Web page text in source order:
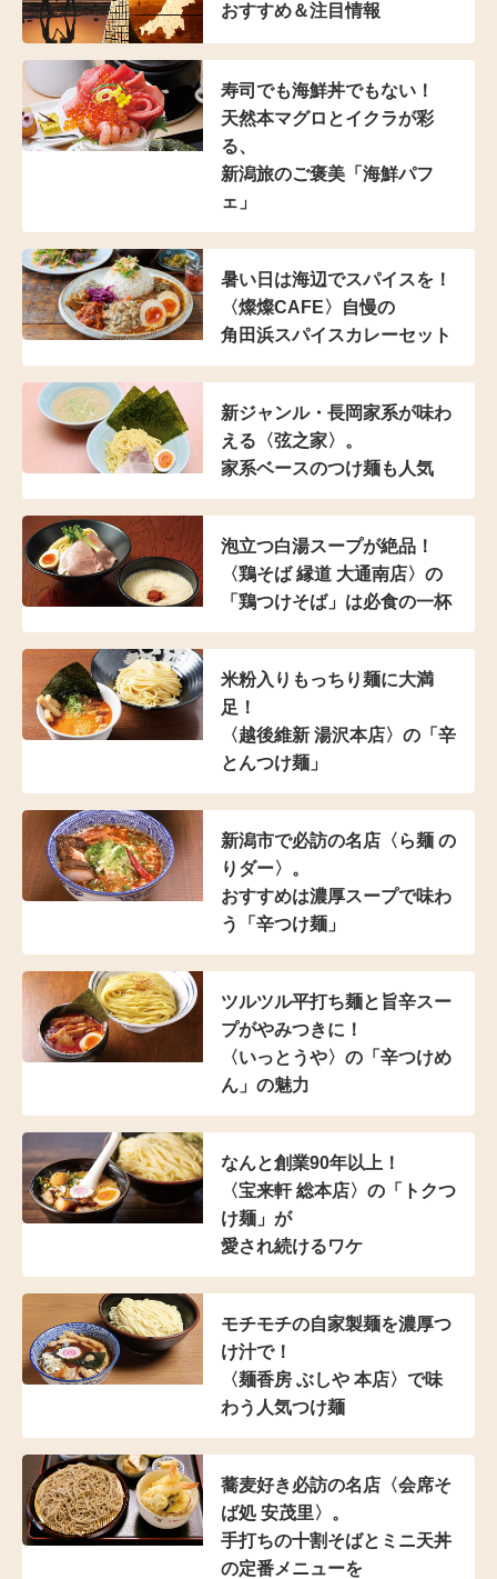
おすすめ＆注目情報
寿司でも海鮮丼でもない！
天然本マグロとイクラが彩
る、
新潟旅のご褒美「海鮮パフ
ェ」
暑い日は海辺でスパイスを！
〈燦燦CAFE〉自慢の
角田浜スパイスカレーセット
新ジャンル・長岡家系が味わ
える〈弦之家〉。
家系ベースのつけ麺も人気
泡立つ白湯スープが絶品！
〈鶏そば 縁道 大通南店〉の
「鶏つけそば」は必食の一杯
米粉入り もっちり麺に大満
足！
〈越後維新 湯沢本店〉の 「辛
とんつけ麺」
新潟市で必訪の名店 〈ら麺 の
りダー〉。
おすすめは濃厚スープで味わ
う「辛つけ麺」
ツルツル平打ち麺と 旨辛スー
プがやみつきに！
〈いっとうや〉の 「辛つけめ
ん」の魅力
なんと創業90年以上！
〈宝来軒 総本店〉の 「トクつ
け麺」が
愛され続けるワケ
モチモチの自家製麺を濃厚つ
け汁で！
〈麺香房 ぶしや 本店〉 で味
わう人気つけ麺
蕎麦好き必訪の名店 〈会席そ
ば処 安茂里〉。
手打ちの十割そばと ミニ天丼
の定番メニューを